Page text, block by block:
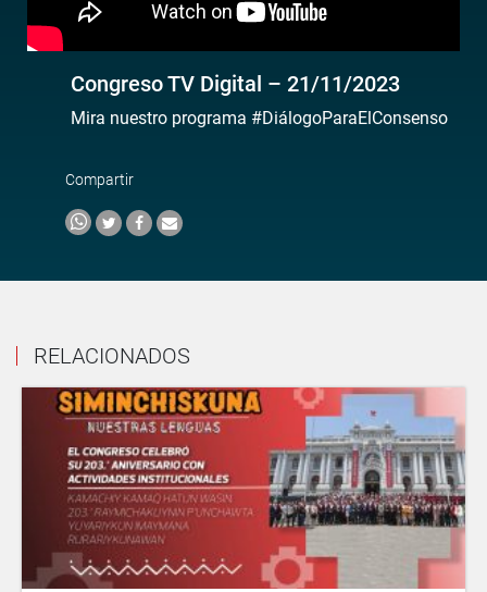
Congreso TV Digital – 21/11/2023
Mira nuestro programa #DiálogoParaElConsenso
Compartir
RELACIONADOS